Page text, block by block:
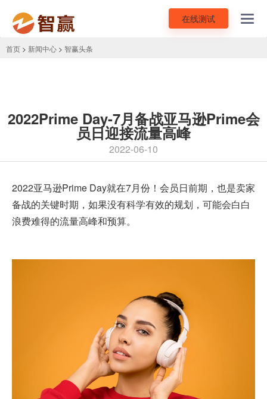
在线测试
首页 > 新闻中心 > 智赢头条
2022Prime Day-7月备战亚马逊Prime会
员日迎接流量高峰
2022-06-10
2022亚马逊Prime Day就在7月份！会员日前期，也是卖家
备战的关键时期，如果没有科学有效的规划，可能会白白
浪费难得的流量高峰和预算。